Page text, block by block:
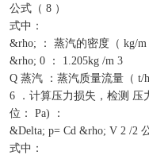
公式（ 8 ）
式中：
&rho; ： 蒸汽的密度（ kg/m
&rho; 0 ： 1.205kg /m 3
Q 蒸汽 ：蒸汽质量流量（ t/h
6 ．计算压力损失，检测 压
位： Pa) ：
&Delta; p= Cd &rho; V 2 /2
式中：